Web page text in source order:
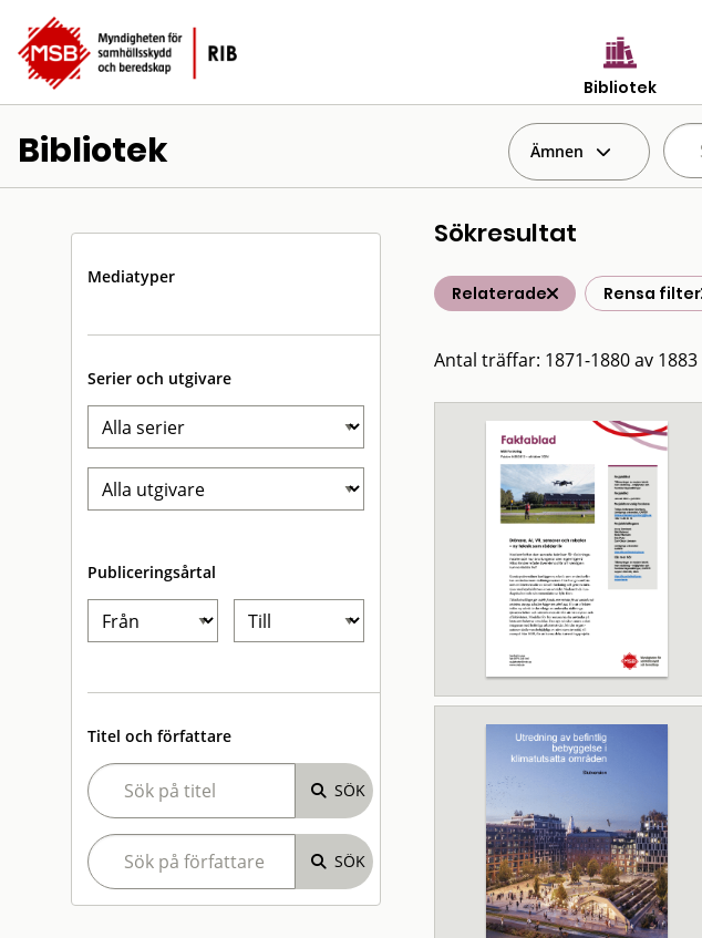
Bibliotek
Bibliotek Ämnen
Mediatyper
Serier och utgivare
Publiceringsårtal
Titel och författare
Sökresultat
Relaterade Rensa filter
Antal träffar: 1871-1880 av 1883